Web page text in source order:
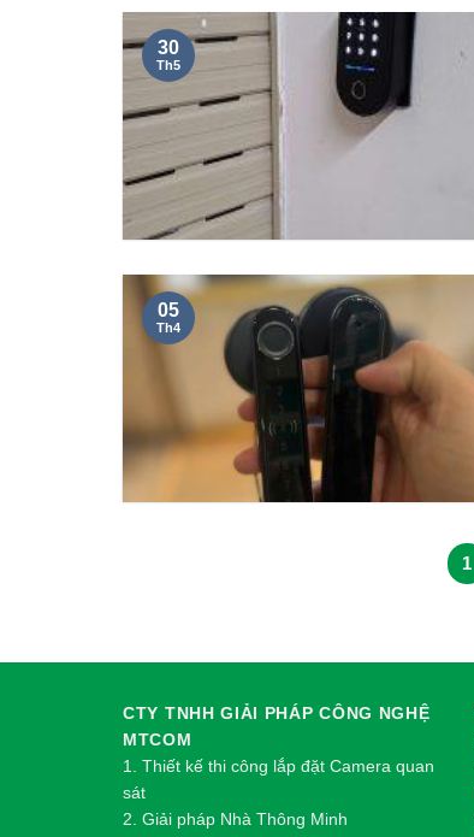
30
Th5
05
Th4
1
CTY TNHH GIẢI PHÁP CÔNG NGHỆ
MTCOM
1. Thiết kế thi công lắp đặt Camera quan
sát
2. Giải pháp Nhà Thông Minh